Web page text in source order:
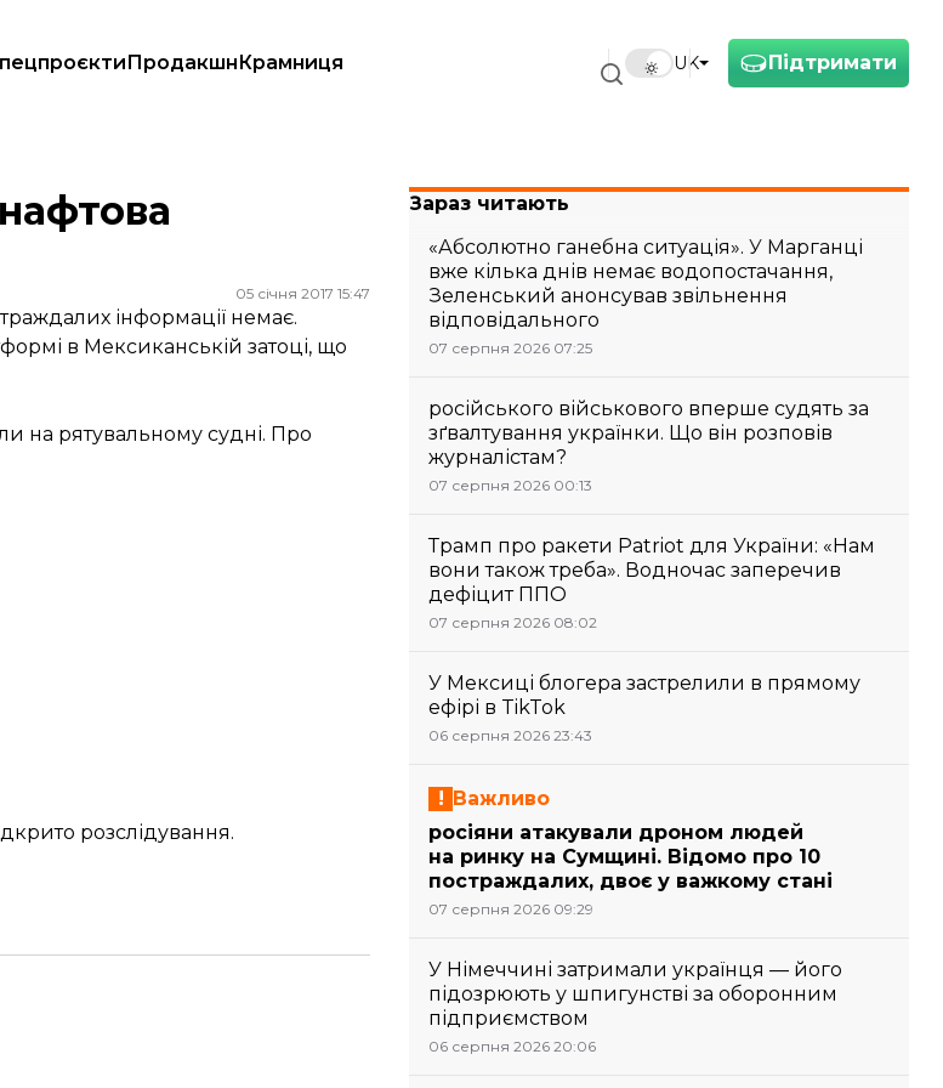
Підтримати
UK
ПродакшнКрамниця
05 січня 2017 15:47
інформації немає.
в Мексиканській затоці, що
на рятувальному судні. Про
розслідування.
Зараз читають
«Абсолютно ганебна ситуація». У Марганці
вже кілька днів немає водопостачання,
Зеленський анонсував звільнення
відповідального
07 серпня 2026 07:25
російського військового вперше судять за
зґвалтування українки. Що він розповів
журналістам?
07 серпня 2026 00:13
Трамп про ракети Patriot для України: «Нам
вони також треба». Водночас заперечив
дефіцит ППО
07 серпня 2026 08:02
У Мексиці блогера застрелили в прямому
ефірі в TikTok
06 серпня 2026 23:43
Важливо
росіяни атакували дроном людей
на ринку на Сумщині. Відомо про 10
постраждалих, двоє у важкому стані
07 серпня 2026 09:29
У Німеччині затримали українця — його
підозрюють у шпигунстві за оборонним
підприємством
06 серпня 2026 20:06